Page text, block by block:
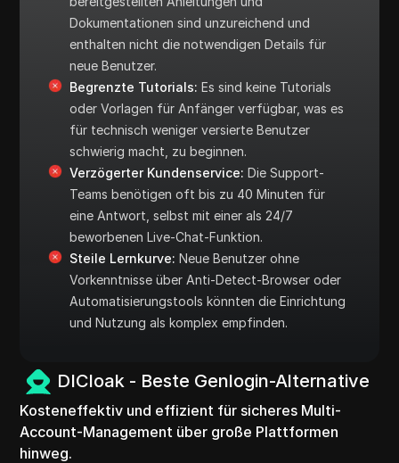
Dokumentationen sind unzureichend und
enthalten nicht die notwendigen Details für
neue Benutzer.
Begrenzte Tutorials: Es sind keine Tutorials
oder Vorlagen für Anfänger verfügbar, was es
für technisch weniger versierte Benutzer
schwierig macht, zu beginnen.
Verzögerter Kundenservice: Die Support-
Teams benötigen oft bis zu 40 Minuten für
eine Antwort, selbst mit einer als 24/7
beworbenen Live-Chat-Funktion.
Steile Lernkurve: Neue Benutzer ohne
Vorkenntnisse über Anti-Detect-Browser oder
Automatisierungstools könnten die Einrichtung
und Nutzung als komplex empfinden.
DICloak - Beste Genlogin-Alternative
Kosteneffektiv und effizient für sicheres Multi-
Account-Management über große Plattformen
hinweg.